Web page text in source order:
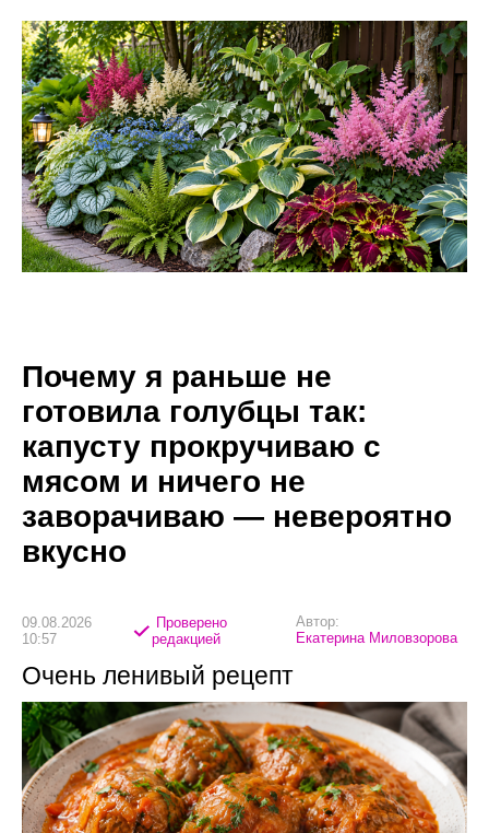
Почему я раньше не
готовила голубцы так:
капусту прокручиваю с
мясом и ничего не
заворачиваю — невероятно
вкусно
09.08.2026
10:57
Проверено
редакцией
Автор:
Екатерина Миловзорова
Очень ленивый рецепт